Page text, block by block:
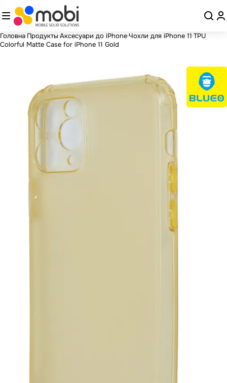
Головна Продукты Аксесуари до iPhoneЧохли для iPhone 11 TPU
Colorful Matte Case for iPhone 11 Gold